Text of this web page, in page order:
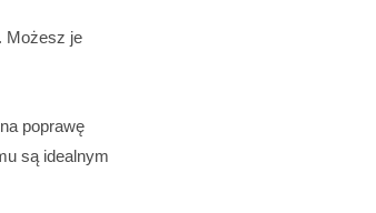
Możesz je
poprawę
są idealnym